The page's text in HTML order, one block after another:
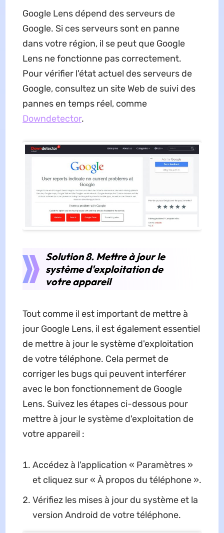
Google Lens dépend des serveurs de
Google. Si ces serveurs sont en panne
dans votre région, il se peut que Google
Lens ne fonctionne pas correctement.
Pour vérifier l'état actuel des serveurs de
Google, consultez un site Web de suivi des
pannes en temps réel, comme
Downdetector.
Solution 8. Mettre à jour le
système d'exploitation de
votre appareil
Tout comme il est important de mettre à
jour Google Lens, il est également essentiel
de mettre à jour le système d'exploitation
de votre téléphone. Cela permet de
corriger les bugs qui peuvent interférer
avec le bon fonctionnement de Google
Lens. Suivez les étapes ci-dessous pour
mettre à jour le système d'exploitation de
votre appareil :
Accédez à l'application « Paramètres »
et cliquez sur « À propos du téléphone ».
Vérifiez les mises à jour du système et la
version Android de votre téléphone.